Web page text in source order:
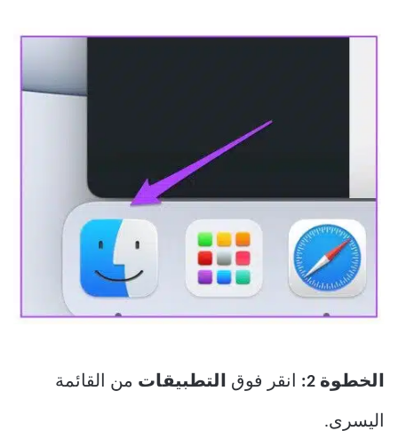
الخطوة 2: انقر فوق التطبيقات من القائمة
اليسرى.